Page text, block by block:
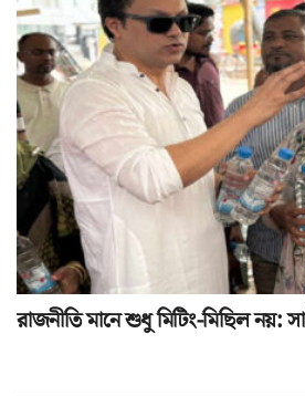
রাজনীতি মানে শুধু মিটিং-মিছিল